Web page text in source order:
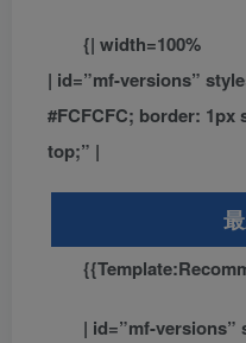
{| width=100%
| id=”mf-versions”
#FCFCFC; border:
top;” |
| id=”mf-versions”